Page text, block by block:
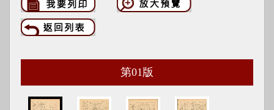
第01 版